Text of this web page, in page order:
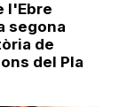
l'Ebre
segona
de
del Pla